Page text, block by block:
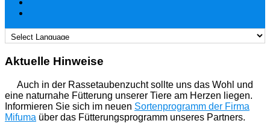
Aktuelle Hinweise
Auch in der Rassetaubenzucht sollte uns das Wohl und
eine naturnahe Fütterung unserer Tiere am Herzen liegen.
Informieren Sie sich im neuen Sortenprogramm der Firma
Mifuma über das Fütterungsprogramm unseres Partners.